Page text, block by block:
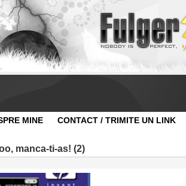
MINE CONTACT / TRIMITE UN LINK
manca-ti-as! (2)